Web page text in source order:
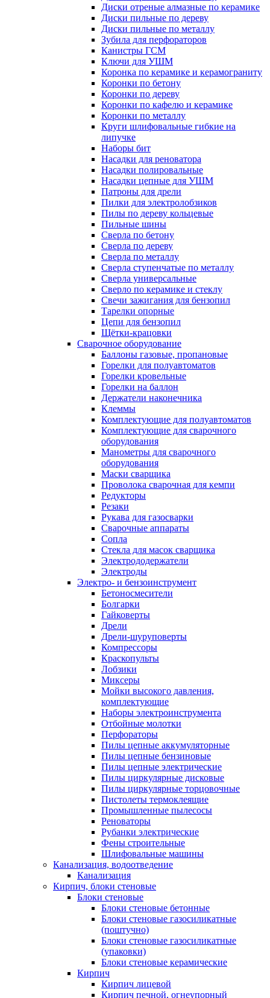
Диски отреные алмазные по керамике
Диски пильные по дереву
Диски пильные по металлу
Зубила для перфораторов
Канистры ГСМ
Ключи для УШМ
Коронка по керамике и керамограниту
Коронки по бетону
Коронки по дереву
Коронки по кафелю и керамике
Коронки по металлу
Круги шлифовальные гибкие на
липучке
Наборы бит
Насадки для реноватора
Насадки полировальные
Насадки цепные для УШМ
Патроны для дрели
Пилки для электролобзиков
Пилы по дереву кольцевые
Пильные шины
Сверла по бетону
Сверла по дереву
Сверла по металлу
Сверла ступенчатые по металлу
Сверла универсальные
Сверло по керамике и стеклу
Свечи зажигания для бензопил
Тарелки опорные
Цепи для бензопил
Щётки-крацовки
Сварочное оборудование
Баллоны газовые, пропановые
Горелки для полуавтоматов
Горелки кровельные
Горелки на баллон
Держатели наконечника
Клеммы
Комплектующие для полуавтоматов
Комплектующие для сварочного
оборудования
Манометры для сварочного
оборудования
Маски сварщика
Проволока сварочная для кемпи
Редукторы
Резаки
Рукава для газосварки
Сварочные аппараты
Сопла
Стекла для масок сварщика
Электрододержатели
Электроды
Электро- и бензоинструмент
Бетоносмесители
Болгарки
Гайковерты
Дрели
Дрели-шуруповерты
Компрессоры
Краскопульты
Лобзики
Миксеры
Мойки высокого давления,
комплектующие
Наборы электроинструмента
Отбойные молотки
Перфораторы
Пилы цепные аккумуляторные
Пилы цепные бензиновые
Пилы цепные электрические
Пилы циркулярные дисковые
Пилы циркулярные торцовочные
Пистолеты термоклеящие
Промышленные пылесосы
Реноваторы
Рубанки электрические
Фены строительные
Шлифовальные машины
Канализация, водоотведение
Канализация
Кирпич, блоки стеновые
Блоки стеновые
Блоки стеновые бетонные
Блоки стеновые газосиликатные
(поштучно)
Блоки стеновые газосиликатные
(упаковки)
Блоки стеновые керамические
Кирпич
Кирпич лицевой
Кирпич печной, огнеупорный